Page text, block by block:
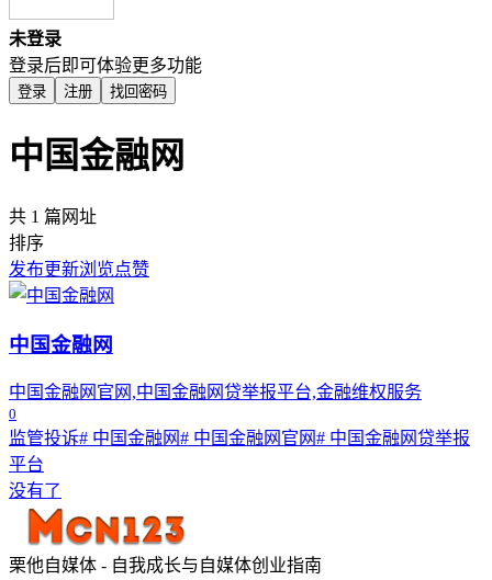
未登录
登录后即可体验更多功能
登录 注册 找回密码
中国金融网
共 1 篇网址
排序
发布更新浏览点赞
中国金融网
中国金融网官网,中国金融网贷举报平台,金融维权服务
0
监管投诉# 中国金融网# 中国金融网官网# 中国金融网贷举报
平台
没有了
栗他自媒体 - 自我成长与自媒体创业指南